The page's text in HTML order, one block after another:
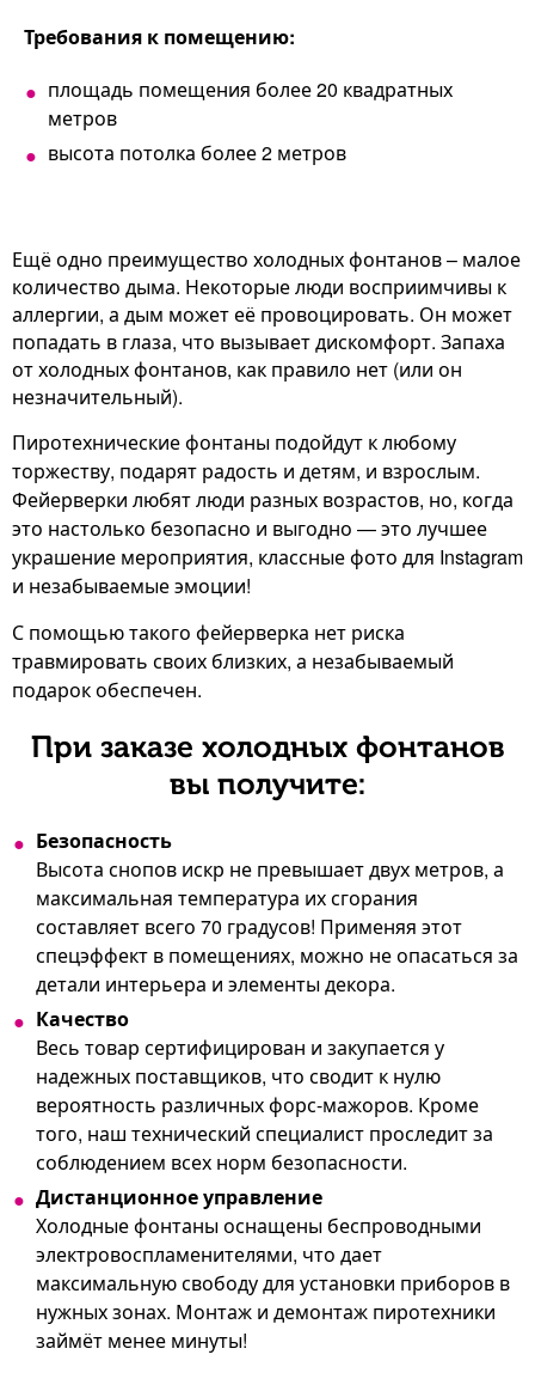
Требования к помещению:
площадь помещения более 20 квадратных
метров
высота потолка более 2 метров
Ещё одно преимущество холодных фонтанов – малое
количество дыма. Некоторые люди восприимчивы к
аллергии, а дым может её провоцировать. Он может
попадать в глаза, что вызывает дискомфорт. Запаха
от холодных фонтанов, как правило нет (или он
незначительный).
Пиротехнические фонтаны подойдут к любому
торжеству, подарят радость и детям, и взрослым.
Фейерверки любят люди разных возрастов, но, когда
это настолько безопасно и выгодно — это лучшее
украшение мероприятия, классные фото для Instagram
и незабываемые эмоции!
С помощью такого фейерверка нет риска
травмировать своих близких, а незабываемый
подарок обеспечен.
При заказе холодных фонтанов
вы получите:
Безопасность
Высота снопов искр не превышает двух метров, а
максимальная температура их сгорания
составляет всего 70 градусов! Применяя этот
спецэффект в помещениях, можно не опасаться за
детали интерьера и элементы декора.
Качество
Весь товар сертифицирован и закупается у
надежных поставщиков, что сводит к нулю
вероятность различных форс-мажоров. Кроме
того, наш технический специалист проследит за
соблюдением всех норм безопасности.
Дистанционное управление
Холодные фонтаны оснащены беспроводными
электровоспламенителями, что дает
максимальную свободу для установки приборов в
нужных зонах. Монтаж и демонтаж пиротехники
займёт менее минуты!